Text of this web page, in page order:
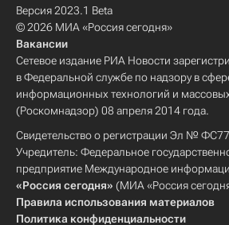
Версия 2023.1 Beta
© 2026 МИА «Россия сегодня»
Вакансии
Сетевое издание РИА Новости
в Федеральной службе по надзору в
информационных технологий и
(Роскомнадзор) 08 апреля 2014 года.
Свидетельство о регистрации Эл №
Учредитель: Федеральное
предприятие Международное
«Россия сегодня» (МИА «Россия
Правила использования материалов
Политика конфиденциальности